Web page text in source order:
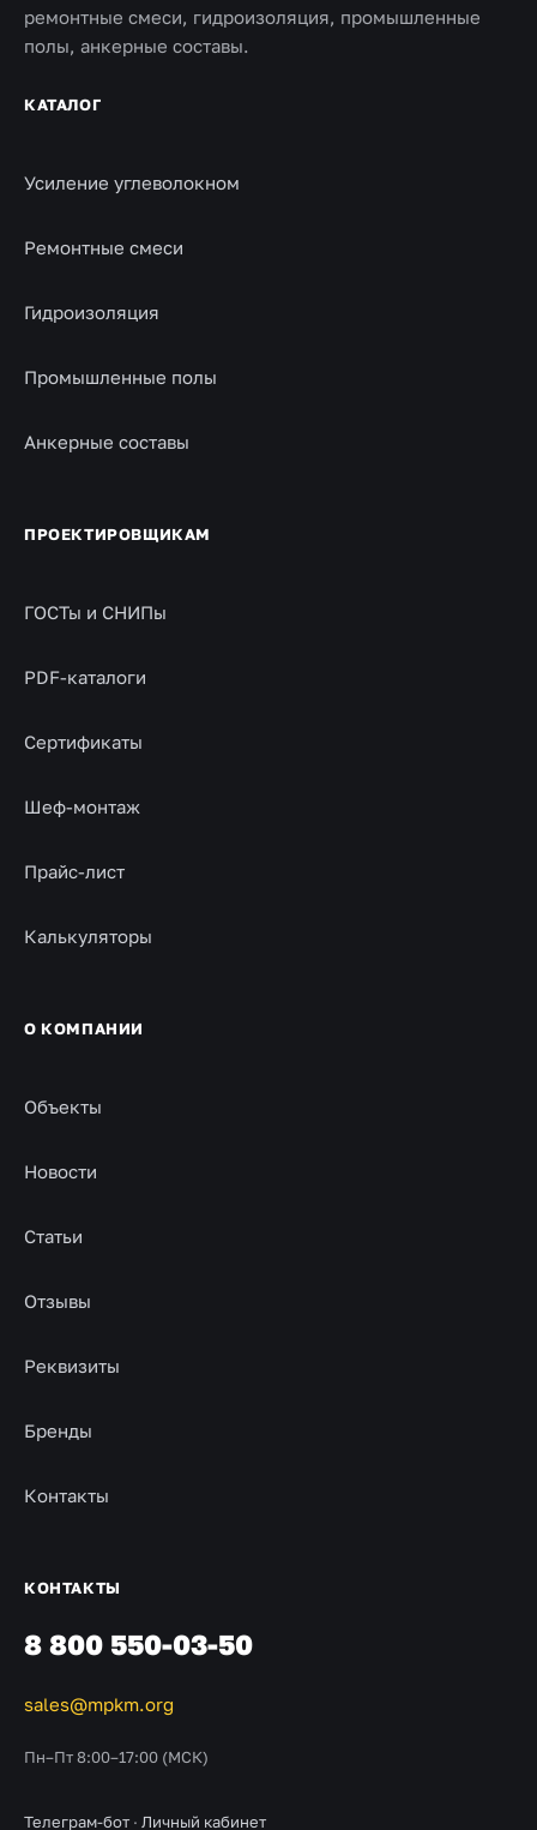
ремонтные смеси, гидроизоляция, промышленные
полы, анкерные составы.
КАТАЛОГ
Усиление углеволокном
Ремонтные смеси
Гидроизоляция
Промышленные полы
Анкерные составы
ПРОЕКТИРОВЩИКАМ
ГОСТы и СНИПы
PDF-каталоги
Сертификаты
Шеф-монтаж
Прайс-лист
Калькуляторы
О КОМПАНИИ
Объекты
Новости
Статьи
Отзывы
Реквизиты
Бренды
Контакты
КОНТАКТЫ
8 800 550-03-50
sales@mpkm.org
Пн–Пт 8:00–17:00 (МСК)
Телеграм-бот · Личный кабинет